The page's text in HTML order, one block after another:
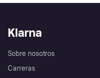
Klarna
Sobre nosotros
Carreras